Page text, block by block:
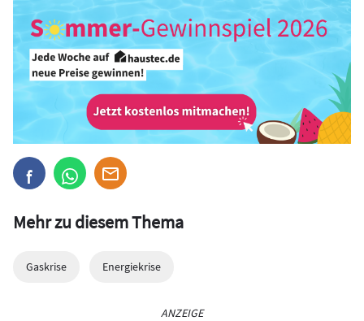
Mehr zu diesem Thema
Gaskrise Energiekrise
ANZEIGE